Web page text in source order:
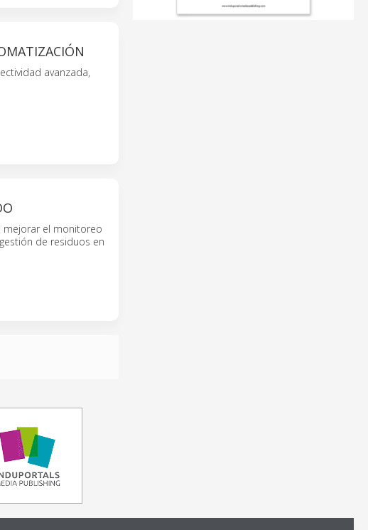
avanzada,
mejorar el monitoreo
de residuos en